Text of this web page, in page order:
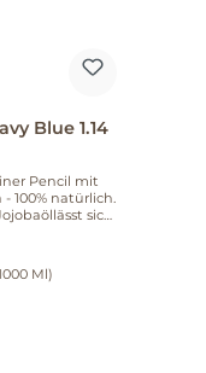
Blue 1.14
100% natürlich.
sich
auch solo
natürlich. Die
Ml)